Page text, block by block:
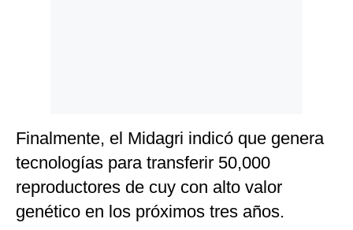
Finalmente, el Midagri indicó que genera
tecnologías para transferir 50,000
reproductores de cuy con alto valor
genético en los próximos tres años.